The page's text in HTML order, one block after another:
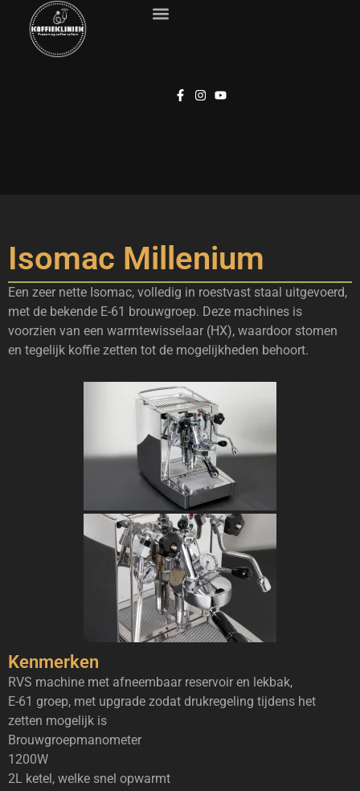
Isomac Millenium
Een zeer nette Isomac, volledig in roestvast staal uitgevoerd,
met de bekende E-61 brouwgroep. Deze machines is
voorzien van een warmtewisselaar (HX), waardoor stomen
en tegelijk koffie zetten tot de mogelijkheden behoort.
Kenmerken
RVS machine met afneembaar reservoir en lekbak,
E-61 groep, met upgrade zodat drukregeling tijdens het
zetten mogelijk is
Brouwgroepmanometer
1200W
2L ketel, welke snel opwarmt